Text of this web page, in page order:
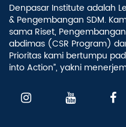
Denpasar Institute adalah
& Pengembangan SDM.
sama Riset,
abdimas (CSR Program)
Prioritas kami bertumpu
into Action”, yakni